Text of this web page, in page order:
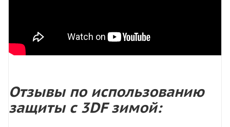
Отзывы по использованию
защиты с 3DF зимой: